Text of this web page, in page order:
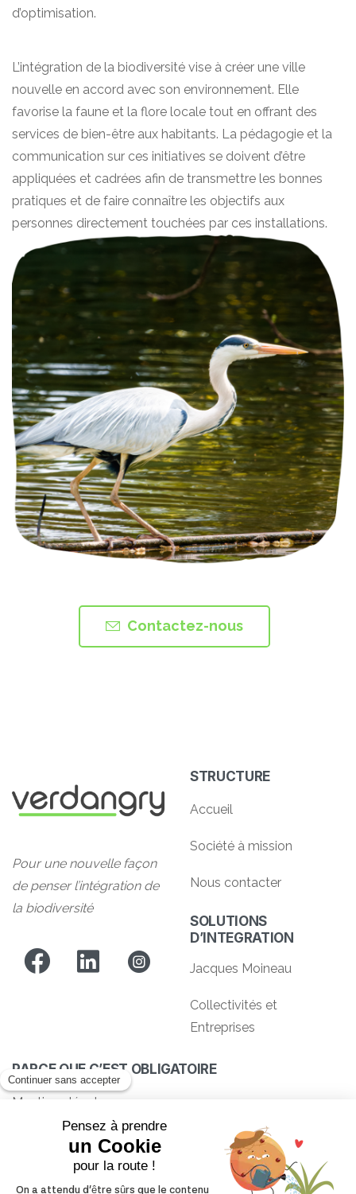
d’optimisation.
L’intégration de la biodiversité vise à créer une ville
nouvelle en accord avec son environnement. Elle
favorise la faune et la flore locale tout en offrant des
services de bien-être aux habitants. La pédagogie et la
communication sur ces initiatives se doivent d’être
appliquées et cadrées afin de transmettre les bonnes
pratiques et de faire connaître les objectifs aux
personnes directement touchées par ces installations.
Contactez-nous
Pour une nouvelle façon
de penser l’intégration de
la biodiversité
STRUCTURE
Accueil
Société à mission
Nous contacter
SOLUTIONS
D’INTEGRATION
Jacques Moineau
Collectivités et
Entreprises
PARCE QUE C’EST OBLIGATOIRE
Mentions légales
Charte Verdangry
Politique de confidentialité